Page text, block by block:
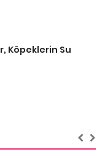
Köpeklerin Su